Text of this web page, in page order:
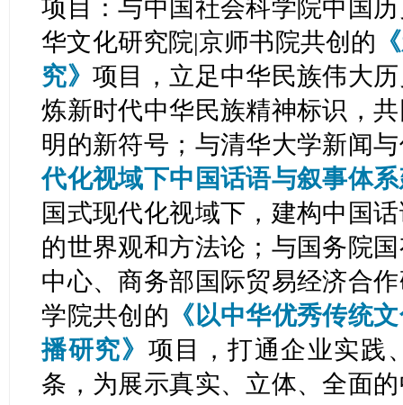
项目：与中国社会科学院中国
华文化研究院|京师书院共创的
究》项目，立足中华民族伟大
炼新时代中华民族精神标识，
明的新符号；与清华大学新闻
代化视域下中国话语与叙事体
国式现代化视域下，建构中国
的世界观和方法论；与国务院
中心、商务部国际贸易经济合
学院共创的 《以中华优秀传统
播研究》 项目，打通企业实践
条，为展示真实、立体、全面